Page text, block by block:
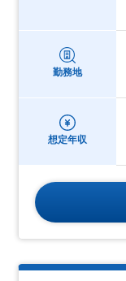
勤務地
想定年収